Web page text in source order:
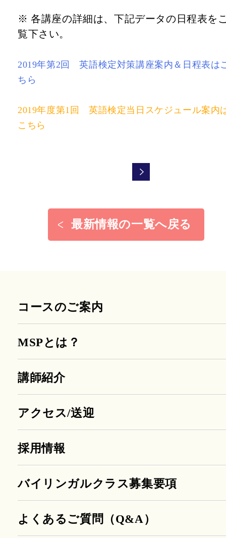
※ 各講座の詳細は、下記データの日程表を
覧下さい。
2019年第2回 英語検定対策講座案内＆日程表は
ちら
2019年度第1回 英語検定当日スケジュール案内
こちら
最新情報の一覧へ戻る
コースのご案内
MSPとは？
講師紹介
アクセス/送迎
採用情報
バイリンガルクラス募集要項
よくあるご質問（Q&A）